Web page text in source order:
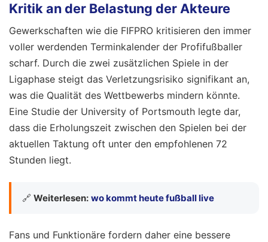
Kritik an der Belastung der Akteure
Gewerkschaften wie die FIFPRO kritisieren den immer
voller werdenden Terminkalender der Profifußballer
scharf. Durch die zwei zusätzlichen Spiele in der
Ligaphase steigt das Verletzungsrisiko signifikant an,
was die Qualität des Wettbewerbs mindern könnte.
Eine Studie der University of Portsmouth legte dar,
dass die Erholungszeit zwischen den Spielen bei der
aktuellen Taktung oft unter den empfohlenen 72
Stunden liegt.
🔗 Weiterlesen: wo kommt heute fußball live
Fans und Funktionäre fordern daher eine bessere